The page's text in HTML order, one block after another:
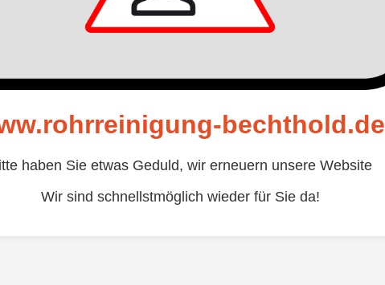
bechthold.de
haben Sie etwas Geduld, wir erneuern unsere Website
Wir sind schnellstmöglich wieder für Sie da!